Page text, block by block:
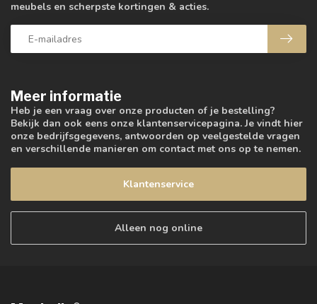
Meer informatie
Heb je een vraag over onze producten of je bestelling?
Bekijk dan ook eens onze klantenservicepagina. Je vindt hier
onze bedrijfsgegevens, antwoorden op veelgestelde vragen
en verschillende manieren om contact met ons op te nemen.
Klantenservice
Alleen nog online
meubels en scherpste kortingen & acties.